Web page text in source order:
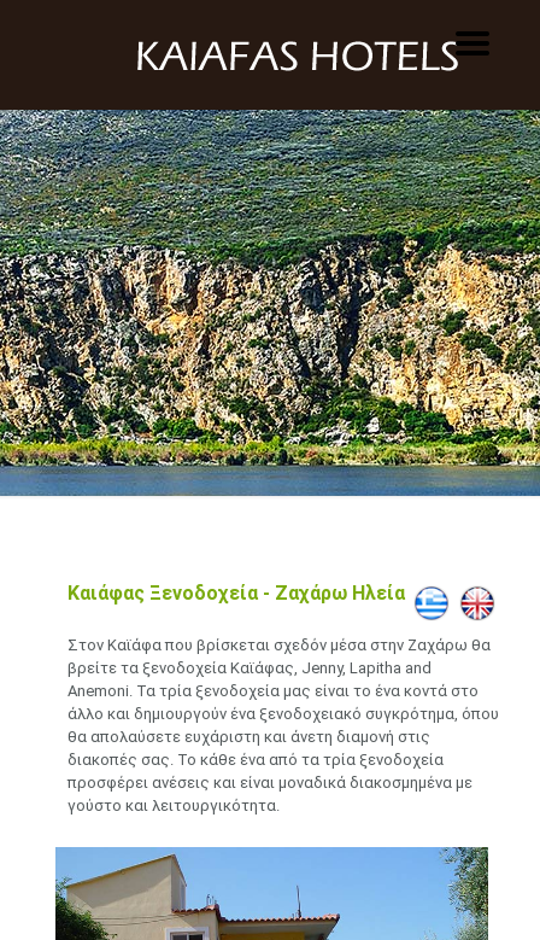
Καιάφας Ξενοδοχεία - Ζαχάρω Ηλεία
Στον Καϊάφα που βρίσκεται σχεδόν μέσα στην Ζαχάρω θα
βρείτε τα ξενοδοχεία Καϊάφας, Jenny, Lapitha and
Anemoni. Τα τρία ξενοδοχεία μας είναι το ένα κοντά στο
άλλο και δημιουργούν ένα ξενοδοχειακό συγκρότημα, όπου
θα απολαύσετε ευχάριστη και άνετη διαμονή στις
διακοπές σας. Το κάθε ένα από τα τρία ξενοδοχεία
προσφέρει ανέσεις και είναι μοναδικά διακοσμημένα με
γούστο και λειτουργικότητα.